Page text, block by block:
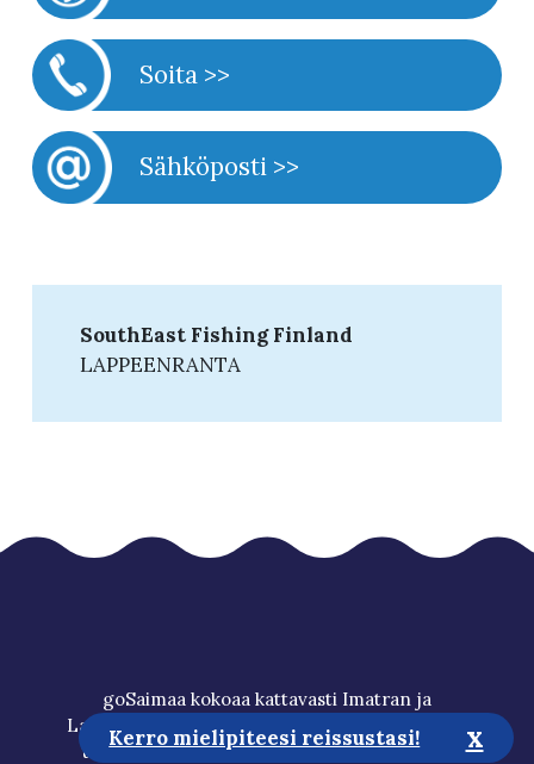
Soita >>
Sähköposti >>
SouthEast Fishing Finland
LAPPEENRANTA
goSaimaa kokoaa kattavasti Imatran ja
Lappeenrannan seudun matkailun tärkeimmät
tiedot. Löydä alueen monipuoliset palvelut,
Kerro mielipiteesi reissustasi! x